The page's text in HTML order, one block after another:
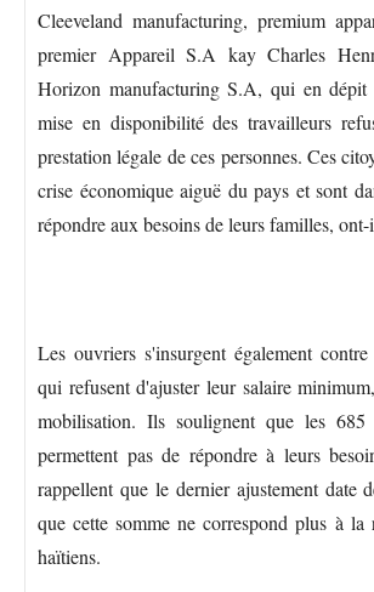
Cleeveland manufacturing, premium
premier Appareil S.A kay Charles
Horizon manufacturing S.A, qui en dépit
mise en disponibilité des travailleurs
prestation légale de ces personnes. Ces
crise économique aiguë du pays et sont
répondre aux besoins de leurs familles,
Les ouvriers s'insurgent également
qui refusent d'ajuster leur salaire
mobilisation. Ils soulignent que les
permettent pas de répondre à leurs
rappellent que le dernier ajustement date
que cette somme ne correspond plus à la
haïtiens.